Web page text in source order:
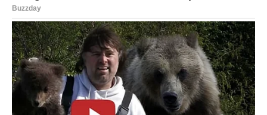
Device ulaze u fazu
Dugovi se rešavaju, dolazi dodatni izvor prihoda, a
mnogi će konačno biti prepoznati i cenjeni na poslu.
Moguće je potpisivanje važnog ugovora ili dogovor
koji menja vašu budućnost.
Ljubav: